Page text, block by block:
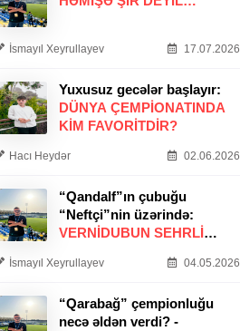
İsmayıl Xeyrullayev 17.07.2026
Yuxusuz gecələr başlayır:
DÜNYA ÇEMPIONATINDA
KIM FAVORITDIR?
Hacı Heydər 02.06.2026
“Qandalf”ın çubuğu
“Neftçi”nin üzərində:
VERNİDUBUN SEHRLİ
İsmayıl Xeyrullayev 04.05.2026
“Qarabağ” çempionluğu
necə əldən verdi? -